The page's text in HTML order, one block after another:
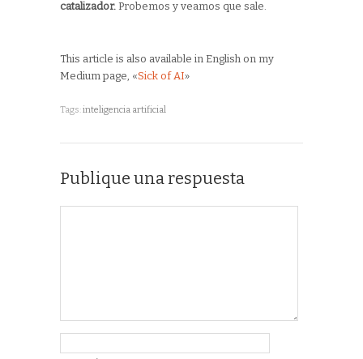
catalizador. Probemos y veamos que sale.
This article is also available in English on my
Medium page, «Sick of AI»
Tags:inteligencia artificial
Publique una respuesta